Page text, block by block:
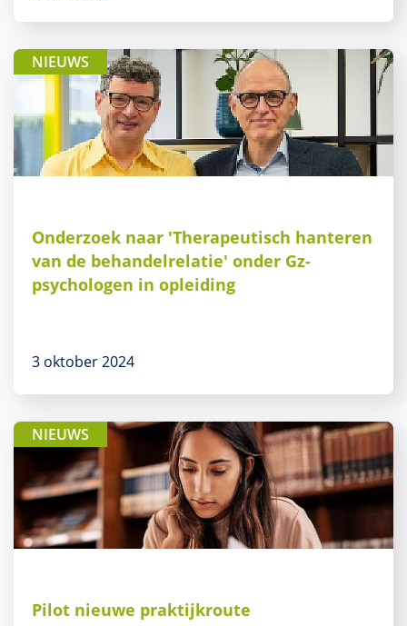
NIEUWS
Onderzoek naar 'Therapeutisch hanteren
van de behandelrelatie' onder Gz-
psychologen in opleiding
3 oktober 2024
NIEUWS
Pilot nieuwe praktijkroute